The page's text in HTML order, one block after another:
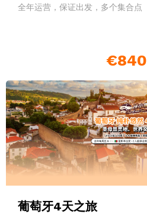
全年运营，保证出发，多个集合点
€840
葡萄牙4天之旅